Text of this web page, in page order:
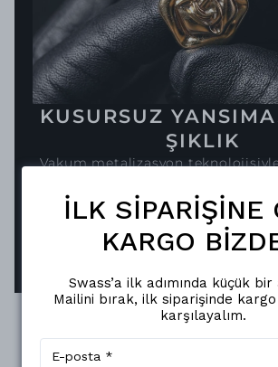
KUSURSUZ
ŞIKLIK
Vakum metalizasyon
yüzeyiyle ışığı mükemmel
Oksitlenmeye karşı dirençli
parlaklığını uzun süreler
İLK SİPARİŞİNE
KARGO
Swass’a ilk adımında küçük bir
Mailini bırak, ilk siparişinde
karşılayalım.